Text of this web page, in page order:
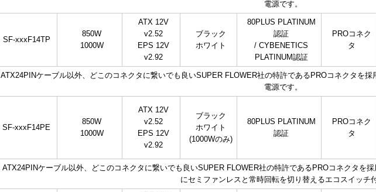
電源です。
SF-xxxF14TP
850W
1000W
ATX 12V
v2.52
EPS 12V
v2.92
ブラック
ホワイト
80PLUS PLATINUM
認証
/ CYBENETICS
PLATINUM認証
PROコネク
タ
ATX24PINケーブル以外、どこのコネクタに繋いでも良いSUPER FLOWER社の特許であるPROコネクタを
電源です。
SF-xxxF14PE
850W
1000W
ATX 12V
v2.52
EPS 12V
v2.92
ブラック
ホワイト
(1000Wのみ)
80PLUS PLATINUM
認証
PROコネク
タ
ATX24PINケーブル以外、どこのコネクタに繋いでも良いSUPER FLOWER社の特許であるPROコネクタを
にセミファンレスと常時回転を切り替えるエコスイッチ